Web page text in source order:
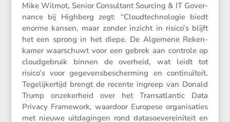
Mike Wilmot, Senior Consul­tant Sourcing & IT Gover­
nance bij Highberg zegt: “Cloud­tech­no­logie biedt
enorme kansen, maar zonder inzicht in risico’s blijft
het een sprong in het diepe. De Algemene Reken­
kamer waarschuwt voor een gebrek aan controle op
cloud­ge­bruik binnen de overheid, wat leidt tot
risico’s voor gegevens­be­scher­ming en conti­nu­ï­teit.
Tegelij­ker­tijd brengt de recente ingreep van Donald
Trump onzeker­heid over het Trans­at­lantic Data
Privacy Frame­work, waardoor Europese organi­sa­ties
met nieuwe uitda­gingen rond datasoe­ve­rei­ni­teit en